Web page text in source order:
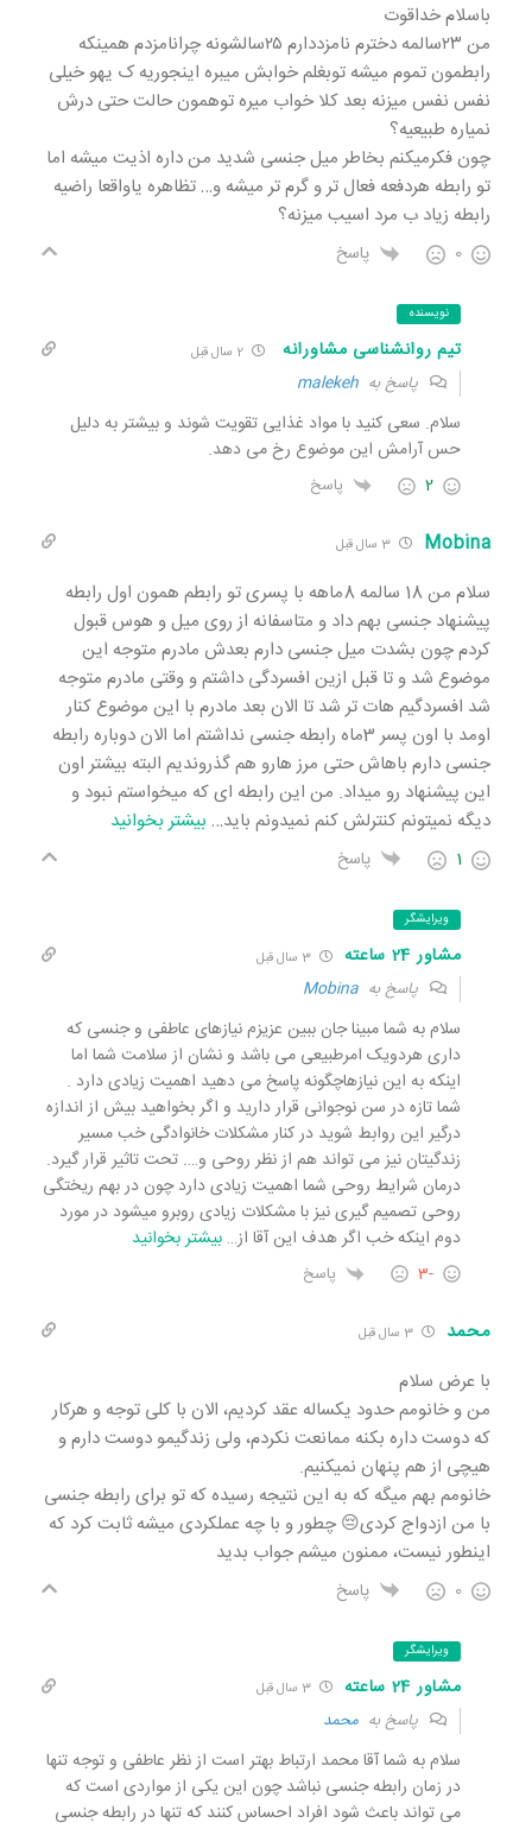
باسلام خداقوت
من ۲۳سالمه دخترم نامزددارم ۲۵سالشونه چرانامزدم همینکه
رابطمون تموم میشه توبغلم خوابش میبره اینجوریه ک یهو خیلی
نفس نفس میزنه بعد کلا خواب میره توهمون حالت حتی درش
نمیاره طبیعیه؟
چون فکرمیکنم بخاطر میل جنسی شدید من داره اذیت میشه اما
تو رابطه هردفعه فعال تر و گرم تر میشه و… تظاهره یاواقعا راضیه
رابطه زیاد ب مرد اسیب میزنه؟
0 پاسخ
نویسنده
تیم روانشناسی مشاورانه
پاسخ به malekeh
سلام. سعی کنید با مواد غذایی تقویت شوند و بیشتر به دلیل
حس آرامش این موضوع رخ می دهد.
2 پاسخ
Mobina
سلام من 18 سالمه 8ماهه با پسری تو رابطم همون اول رابطه
پیشنهاد جنسی بهم داد و متاسفانه از روی میل و هوس قبول
کردم چون بشدت میل جنسی دارم بعدش مادرم متوجه این
موضوع شد و تا قبل ازین افسردگی داشتم و وقتی مادرم متوجه
شد افسردگیم هات تر شد تا الان بعد مادرم با این موضوع کنار
اومد با اون پسر 3ماه رابطه جنسی نداشتم اما الان دوباره رابطه
جنسی دارم باهاش حتی مرز هارو هم گذروندیم البته بیشتر اون
این پیشنهاد رو میداد. من این رابطه ای که میخواستم نبود و
دیگه نمیتونم کنترلش کنم نمیدونم باید… بیشتر بخوانید
1 پاسخ
ویرایشگر
مشاور 24 ساعته 3 سال قبل
پاسخ به Mobina
سلام به شما مبینا جان ببین عزیزم نیازهای عاطفی و جنسی که
داری هردویک امرطبیعی می باشد و نشان از سلامت شما اما
اینکه به این نیازهاچگونه پاسخ می دهید اهمیت زیادی دارد .
شما تازه در سن نوجوانی قرار دارید و اگر بخواهید بیش از اندازه
درگیر این روابط شوید در کنار مشکلات خانوادگی خب مسیر
زندگیتان نیز می تواند هم از نظر روحی و…. تحت تاثیر قرار گیرد.
درمان شرایط روحی شما اهمیت زیادی دارد چون در بهم ریختگی
روحی تصمیم گیری نیز با مشکلات زیادی روبرو میشود در مورد
دوم اینکه خب اگر هدف این آقا از… بیشتر بخوانید
-3 پاسخ
محمد 3 سال قبل
با عرض سلام
من و خانومم حدود یکساله عقد کردیم، الان با کلی توجه و هرکار
که دوست داره بکنه ممانعت نکردم، ولی زندگیمو دوست دارم و
هیچی از هم پنهان نمیکنیم.
خانومم بهم میگه که به این نتیجه رسیده که تو برای رابطه جنسی
با من ازدواج کردی😔 چطور و با چه عملکردی میشه ثابت کرد که
اینطور نیست، ممنون میشم جواب بدید
0 پاسخ
ویرایشگر
مشاور 24 ساعته 3 سال قبل
پاسخ به محمد
سلام به شما آقا محمد ارتباط بهتر است از نظر عاطفی و توجه تنها
در زمان رابطه جنسی نباشد چون این یکی از مواردی است که
می تواند باعث شود افراد احساس کنند که تنها در رابطه جنسی